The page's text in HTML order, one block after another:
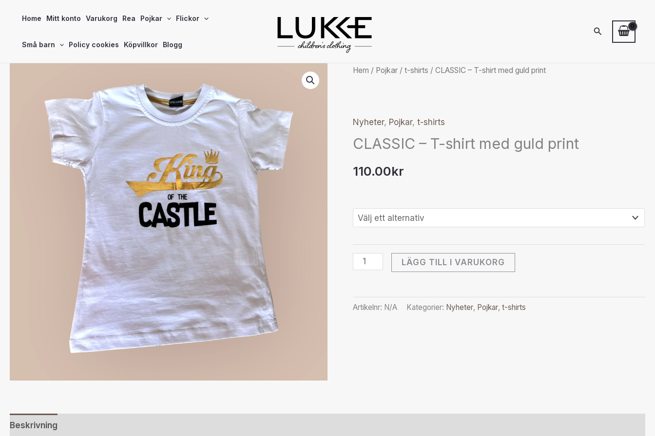
Home Mitt konto Varukorg Rea Pojkar Flickor
Små barn Policy cookies Köpvillkor Blogg
Sök
Hem / Pojkar /t-shirts / CLASSIC – T-shirt med guld print
Nyheter, Pojkar,t-shirts
CLASSIC – T-shirt med guld print
110.00kr
CLASSIC
guld
mängd
LÄGG TILL I VARUKORG
Artikelnr: N/A Kategorier: Nyheter, Pojkar,t-shirts
Beskrivning